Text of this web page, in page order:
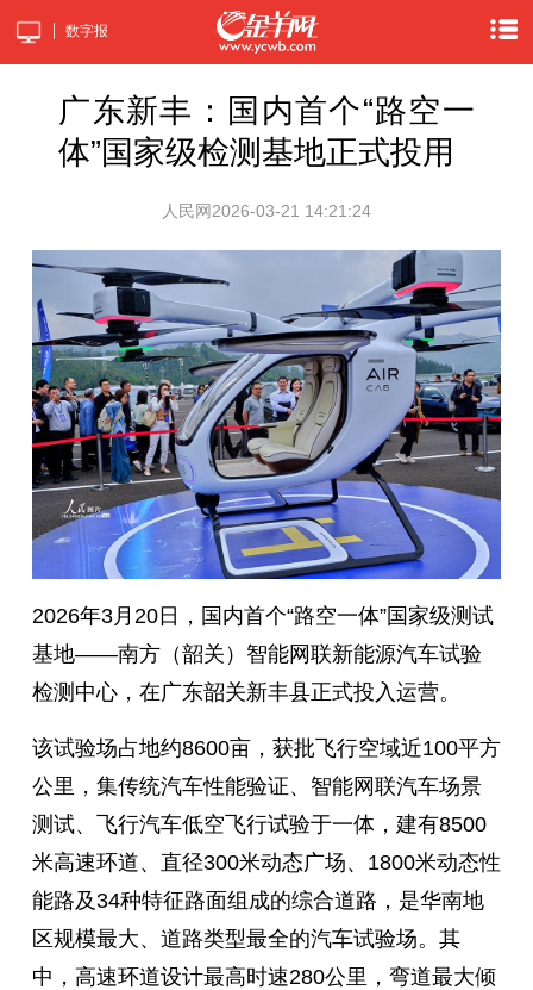
数字报
广东新丰：国内首个“路空一
体”国家级检测基地正式投用
人民网2026-03-21 14:21:24
2026年3月20日，国内首个“路空一体”国家级测试
基地——南方（韶关）智能网联新能源汽车试验
检测中心，在广东韶关新丰县正式投入运营。
该试验场占地约8600亩，获批飞行空域近100平方
公里，集传统汽车性能验证、智能网联汽车场景
测试、飞行汽车低空飞行试验于一体，建有8500
米高速环道、直径300米动态广场、1800米动态性
能路及34种特征路面组成的综合道路，是华南地
区规模最大、道路类型最全的汽车试验场。其
中，高速环道设计最高时速280公里，弯道最大倾